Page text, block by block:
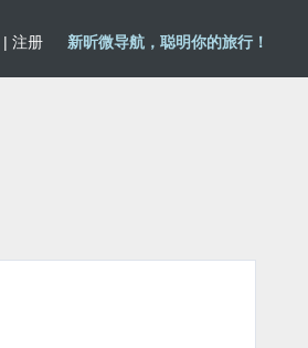
| 注册 新昕微导航，聪明你的旅行！